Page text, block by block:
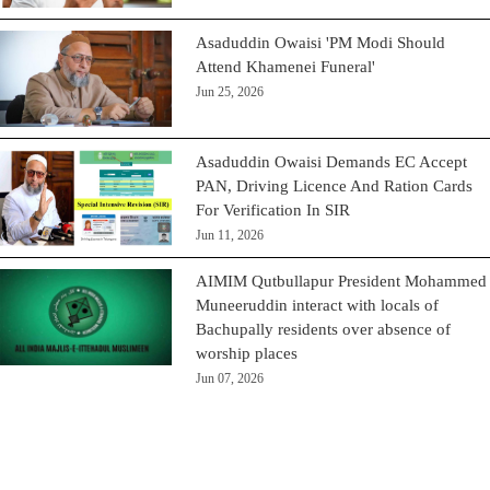
Asaduddin Owaisi 'PM Modi Should
Attend Khamenei Funeral'
Jun 25, 2026
Asaduddin Owaisi Demands EC Accept
PAN, Driving Licence And Ration Cards
For Verification In SIR
Jun 11, 2026
AIMIM Qutbullapur President Mohammed
Muneeruddin interact with locals of
Bachupally residents over absence of
worship places
Jun 07, 2026